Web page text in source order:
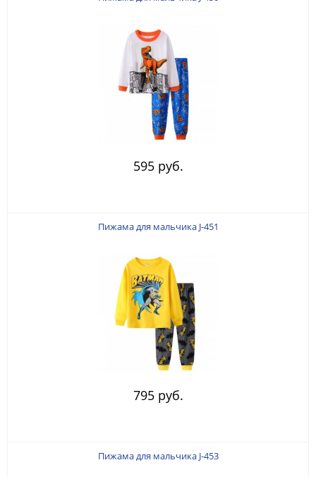
595 руб.
Пижама для мальчика J-451
795 руб.
Пижама для мальчика J-453